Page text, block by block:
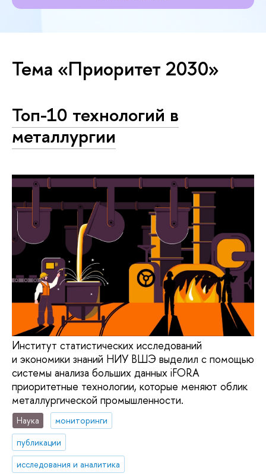
Тема «Приоритет 2030»
Топ-10 технологий в
металлургии
Институт статистических исследований
и экономики знаний НИУ ВШЭ выделил с помощью
системы анализа больших данных iFORA
приоритетные технологии, которые меняют облик
металлургической промышленности.
Наука
мониторинги
публикации
исследования и аналитика